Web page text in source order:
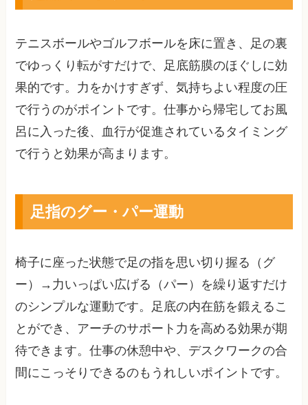
テニスボールやゴルフボールを床に置き、足の裏
でゆっくり転がすだけで、足底筋膜のほぐしに効
果的です。力をかけすぎず、気持ちよい程度の圧
で行うのがポイントです。仕事から帰宅してお風
呂に入った後、血行が促進されているタイミング
で行うと効果が高まります。
足指のグー・パー運動
椅子に座った状態で足の指を思い切り握る（グ
ー）→力いっぱい広げる（パー）を繰り返すだけ
のシンプルな運動です。足底の内在筋を鍛えるこ
とができ、アーチのサポート力を高める効果が期
待できます。仕事の休憩中や、デスクワークの合
間にこっそりできるのもうれしいポイントです。